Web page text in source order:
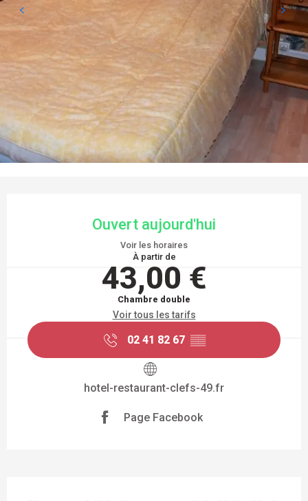
Ouvert aujourd'hui
Voir les horaires
À partir de
43,00 €
Chambre double
Voir tous les tarifs
02 41 82 67 ▒▒
hotel-restaurant-clefs-49.fr
Page Facebook